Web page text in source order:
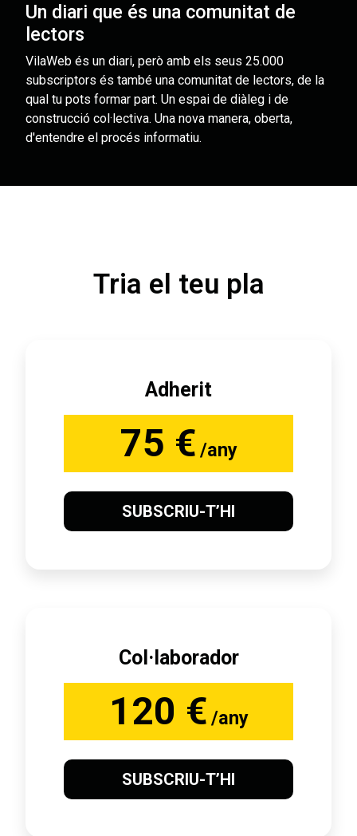
Un diari que és una comunitat de
lectors
VilaWeb és un diari, però amb els seus 25.000
subscriptors és també una comunitat de lectors, de la
qual tu pots formar part. Un espai de diàleg i de
construcció col·lectiva. Una nova manera, oberta,
d'entendre el procés informatiu.
Tria el teu pla
Adherit
75 € /any
SUBSCRIU-T’HI
Col·laborador
120 € /any
SUBSCRIU-T’HI